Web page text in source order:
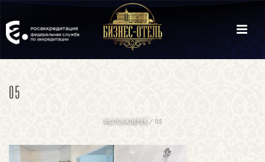
05
ФОТОГАЛЕРЕЯ / 05